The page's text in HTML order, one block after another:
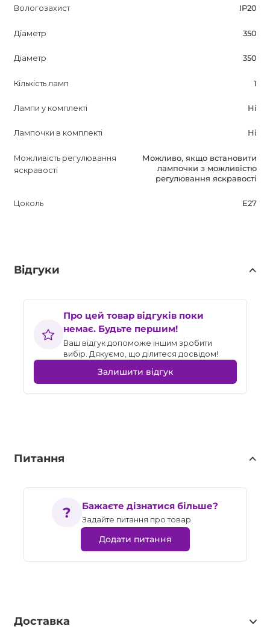
Вологозахист IP20
Діаметр 350
Діаметр 350
Кількість ламп 1
Лампи у комплекті Ні
Лампочки в комплекті Ні
Можливість регулювання
яскравості
Можливо, якщо встановити
лампочки з можливістю
регулювання яскравості
Цоколь E27
Відгуки
Про цей товар відгуків поки
немає. Будьте першим!
Ваш відгук допоможе іншим зробити
вибір. Дякуємо, що ділитеся досвідом!
Залишити відгук
Питання
Бажаєте дізнатися більше?
Задайте питання про товар
Додати питання
Доставка